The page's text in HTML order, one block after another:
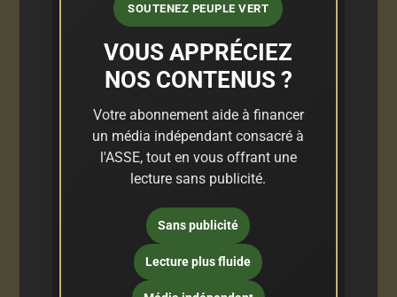
SOUTENEZ PEUPLE VERT
VOUS APPRÉCIEZ
NOS CONTENUS ?
Votre abonnement aide à financer
un média indépendant consacré à
l'ASSE, tout en vous offrant une
lecture sans publicité.
Sans publicité
Lecture plus fluide